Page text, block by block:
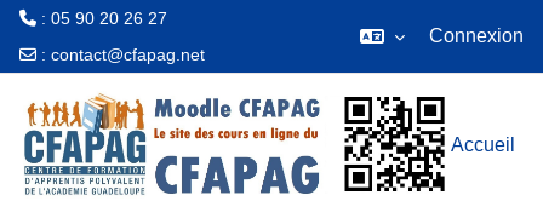
: 05 90 20 26 27
: contact@cfapag.net
Connexion
Accueil